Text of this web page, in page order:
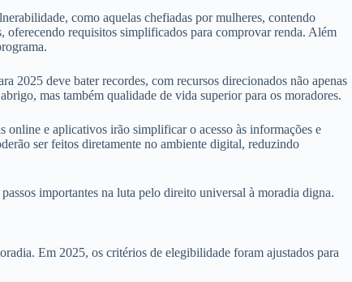
como aquelas chefiadas por mulheres, contendo
oferecendo requisitos simplificados para comprovar renda. Além
2025 deve bater recordes, com recursos direcionados não apenas
mas também qualidade de vida superior para os moradores.
online e aplicativos irão simplificar o acesso às informações e
ser feitos diretamente no ambiente digital, reduzindo
importantes na luta pelo direito universal à moradia digna.
Em 2025, os critérios de elegibilidade foram ajustados para